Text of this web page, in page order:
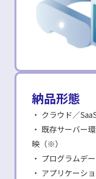
納品形態
クラウド／
既存サーバー
映（※）
プログラムデ
アプリケーシ